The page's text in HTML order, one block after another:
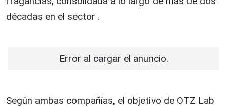
décadas en el sector .
Error al cargar el anuncio.
Según ambas compañías, el objetivo de OTZ Lab